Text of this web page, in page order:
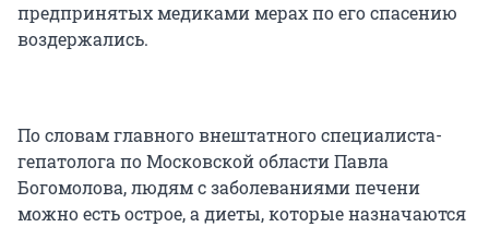
предпринятых медиками мерах по его спасению
воздержались.
По словам главного внештатного специалиста-
гепатолога по Московской области Павла
Богомолова, людям с заболеваниями печени
можно есть острое, а диеты, которые назначаются